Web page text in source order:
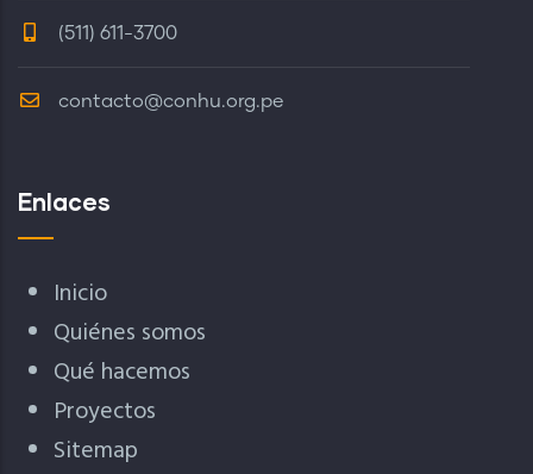
(511) 611-3700
contacto@conhu.org.pe
Enlaces
Inicio
Quiénes somos
Qué hacemos
Proyectos
Sitemap